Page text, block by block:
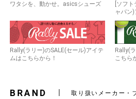
お買い物を続ける カ
ワタシを、動かせ。asicsシューズ
[ソフ
ャパン
Rally(ラリー)のSALE(セール)アイテ
ムはこちらから！
Rally(
こちら
BRAND 取り扱いメーカー・